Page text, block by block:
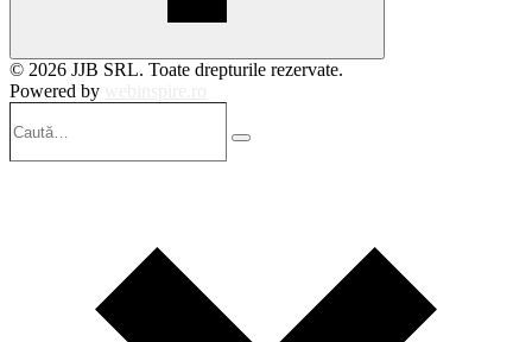
© 2026 JJB SRL. Toate drepturile rezervate.
Powered by
Search